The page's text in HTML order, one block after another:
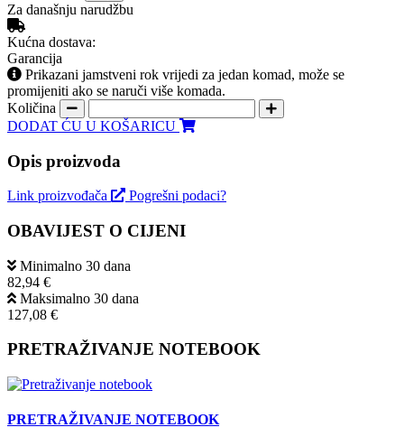
Za današnju narudžbu
Kućna dostava:
Garancija
Prikazani jamstveni rok vrijedi za jedan komad, može se
promijeniti ako se naruči više komada.
Količina
DODAT ĆU U KOŠARICU
Opis proizvoda
Link proizvođača Pogrešni podaci?
OBAVIJEST O CIJENI
Minimalno 30 dana
82,94 €
Maksimalno 30 dana
127,08 €
PRETRAŽIVANJE NOTEBOOK
PRETRAŽIVANJE NOTEBOOK